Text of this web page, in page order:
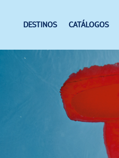
DESTINOS CATÁLOGOS